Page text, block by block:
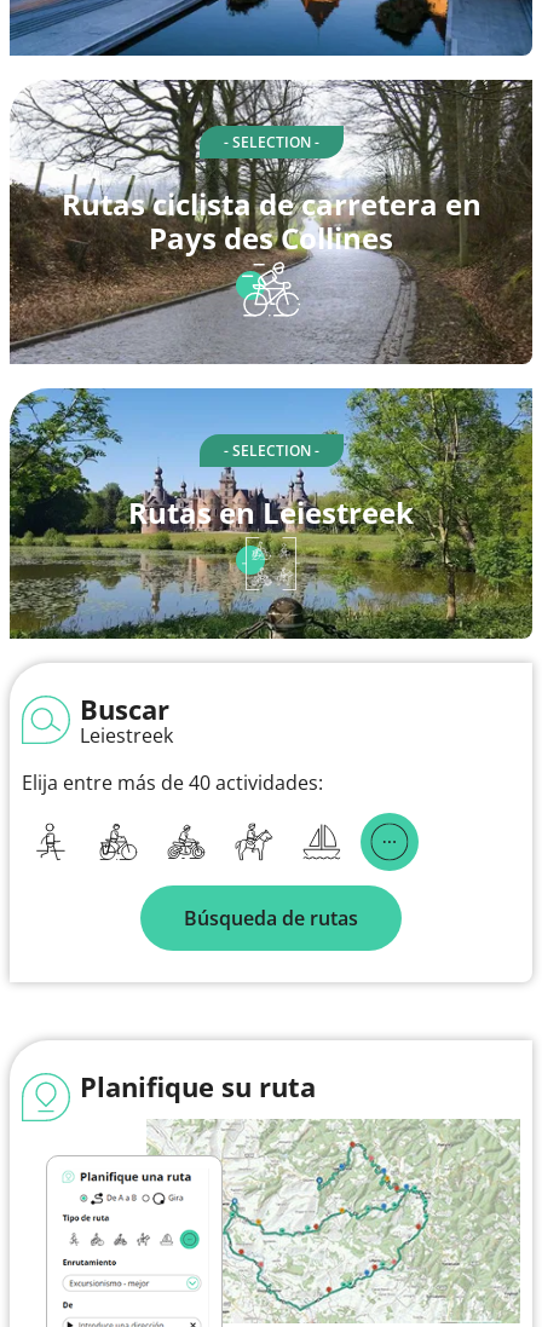
- SELECTION -
Rutas ciclista de carretera en
Pays des Collines
- SELECTION -
Rutas en Leiestreek
Buscar
Leiestreek
Elija entre más de 40 actividades:
Búsqueda de rutas
Planifique su ruta